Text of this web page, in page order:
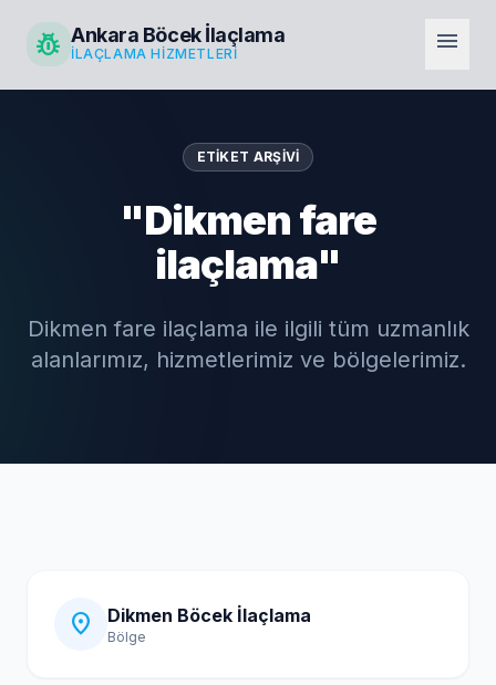
pest_control Ankara Böcek İlaçlama
İLAÇLAMA HIZMETLERI menu
ETIKET ARŞIVI
"Dikmen fare
ilaçlama"
Dikmen fare ilaçlama ile ilgili tüm uzmanlık
alanlarımız, hizmetlerimiz ve bölgelerimiz.
location_on Dikmen Böcek İlaçlama
Bölge